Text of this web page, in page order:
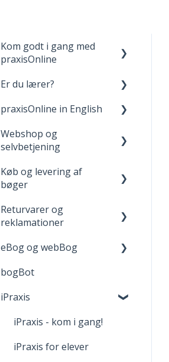
Kom godt i gang med
praxisOnline
Opret bruger og login
Dine materialer på
Hjælp til tekniske
Er du lærer?
Fagpakker
webBog og eBog+
FGU - pædagogiske
praxisOnline in English
Manage Your Account
praxisOnline
Issues
Webshop og
selvbetjening
Opret bruger og login
Køb og levering af
bøger
Levering
materialer
Returvarer og
reklamationer
Returnering
Reklamation
Fortrydelsesret
eBog og webBog
Kom godt i gang med
bogBot
iPraxis
iPraxis - kom i gang!
iPraxis for elever